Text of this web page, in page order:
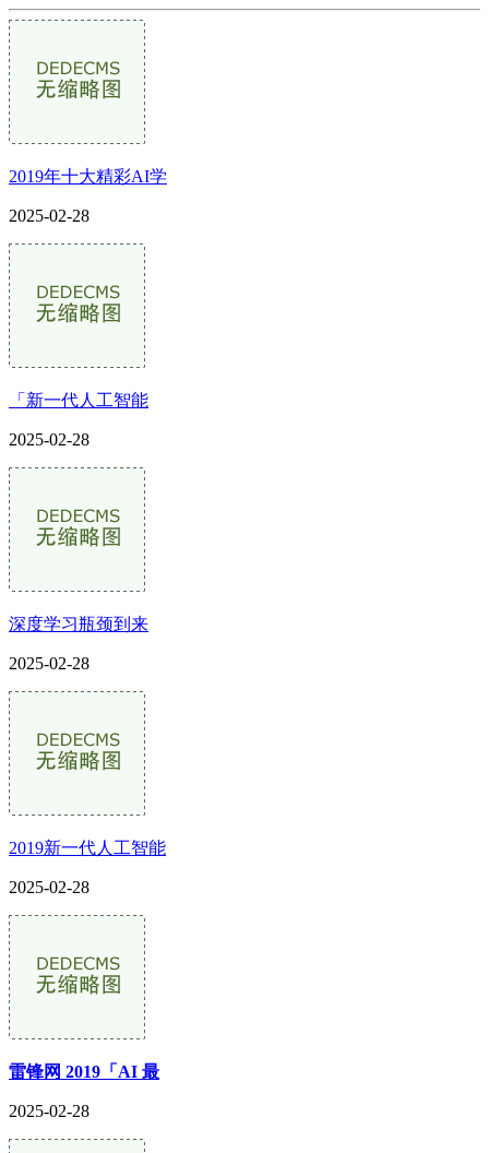
2019年十大精彩AI学
2025-02-28
「新一代人工智能
2025-02-28
深度学习瓶颈到来
2025-02-28
2019新一代人工智能
2025-02-28
雷锋网 2019「AI 最
2025-02-28